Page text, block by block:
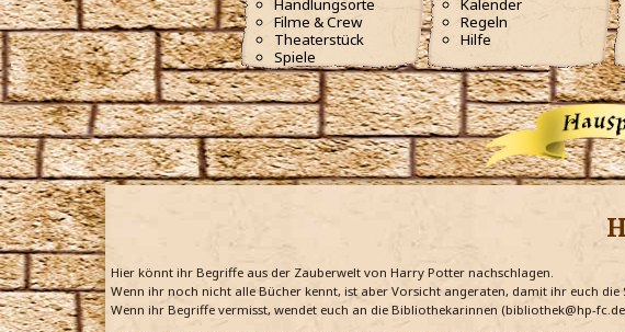
Handlungsorte
Filme & Crew
Theaterstück
Spiele
Kalender
Regeln
Hilfe
Hier könnt ihr Begriffe aus der Zauberwelt von Harry Potter nachschlagen.
Wenn ihr noch nicht alle Bücher kennt, ist aber Vorsicht angeraten, damit ihr euch die
Wenn ihr Begriffe vermisst, wendet euch an die Bibliothekarinnen (bibliothek@hp-